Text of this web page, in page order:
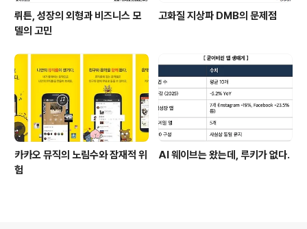
뤼튼, 성장의 외형과 비즈니스 모
델의 고민
고화질 지상파 DMB의 문제점
카카오 뮤직의 노림수와 잠재적 위
험
AI 웨이브는 왔는데, 루키가 없다.